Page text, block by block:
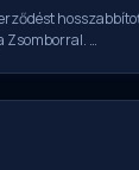
Zsomborral. …